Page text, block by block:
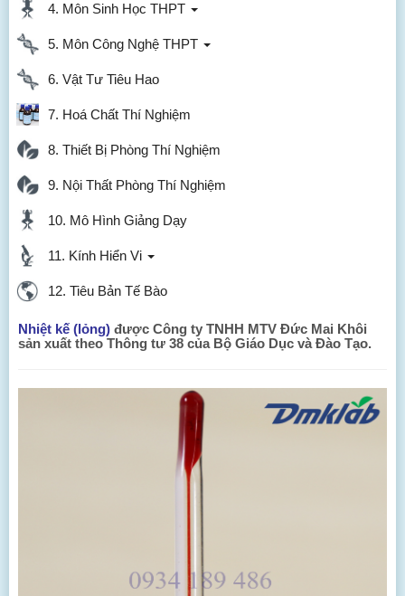
4. Môn Sinh Học THPT
5. Môn Công Nghệ THPT
6. Vật Tư Tiêu Hao
7. Hoá Chất Thí Nghiệm
8. Thiết Bị Phòng Thí Nghiệm
9. Nội Thất Phòng Thí Nghiệm
10. Mô Hình Giảng Dạy
11. Kính Hiển Vi
12. Tiêu Bản Tế Bào
Nhiệt kế (lỏng) được Công ty TNHH MTV Đức Mai Khôi
sản xuất theo Thông tư 38 của Bộ Giáo Dục và Đào Tạo.